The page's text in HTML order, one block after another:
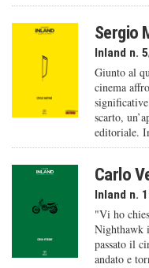
Sergio
Inland n.
Giunto al
cinema
scarto,
editoriale.
Carlo
Inland n.
"Vi ho
Nighthawk
passato il
andato e